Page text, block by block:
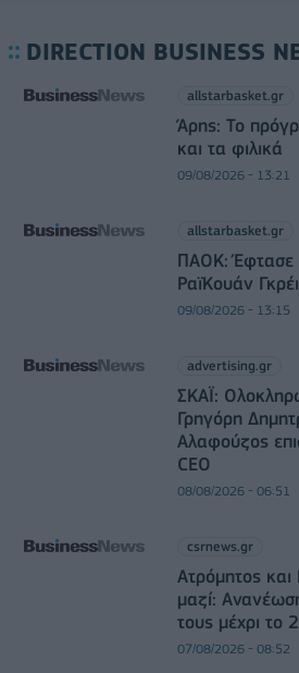
DIRECTION BUSINESS
allstarbasket.gr
Άρης: Το
και τα φιλικά
09/08/2026 - 13:21
allstarbasket.gr
ΠΑΟΚ: Έφτασε
ΡαϊΚουάν
09/08/2026 - 13:15
advertising.gr
ΣΚΑΪ:
Γρηγόρη
Αλαφούζος
CEO
08/08/2026 - 06:51
csrnews.gr
Ατρόμητος
μαζί:
τους μέχρι το
07/08/2026 - 08:52